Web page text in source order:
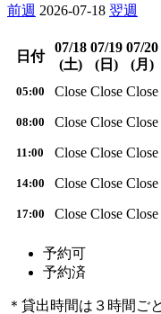
前週 2026-07-18 翌週
日付
07/18
(土)
07/19
(日)
07/20
(月)
05:00 Close Close Close
08:00 Close Close Close
11:00 Close Close Close
14:00 Close Close Close
17:00 Close Close Close
予約可
予約済
＊貸出時間は３時間ご